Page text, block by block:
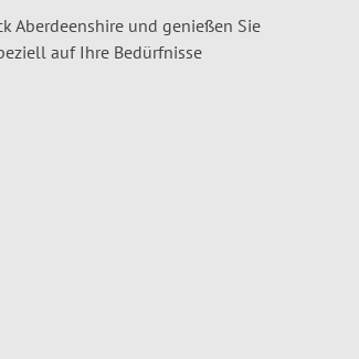
Aberdeenshire und genießen Sie
auf Ihre Bedürfnisse